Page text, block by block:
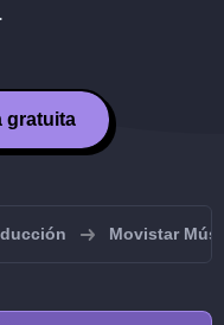
.
gratuita
Movistar